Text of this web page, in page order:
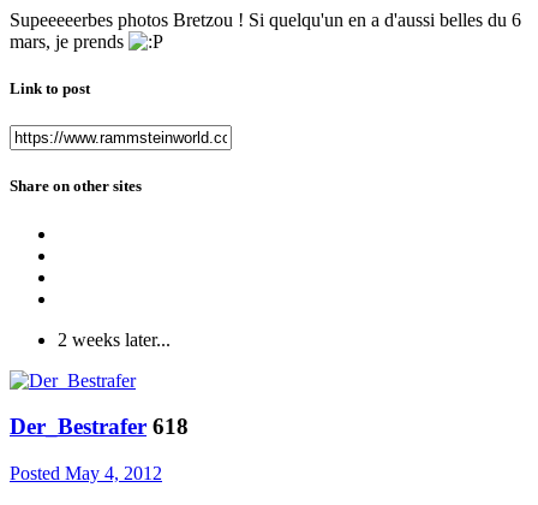
Supeeeeerbes photos Bretzou ! Si quelqu'un en a d'aussi belles du 6
mars, je prends
Link to post
Share on other sites
2 weeks later...
Der_Bestrafer 618
Posted May 4, 2012